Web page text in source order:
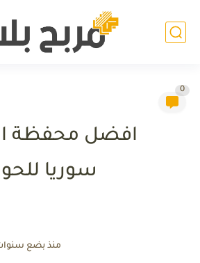
0
افضل محفظة
سوريا
منذ بضع